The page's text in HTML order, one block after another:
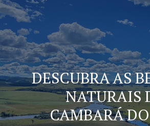
DESCUBRA AS
NATURAIS
CAMBARÁ